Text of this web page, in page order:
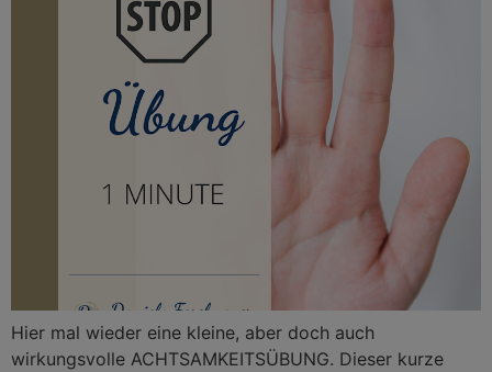
Hier mal wieder eine kleine, aber doch auch
wirkungsvolle ACHTSAMKEITSÜBUNG. Dieser kurze